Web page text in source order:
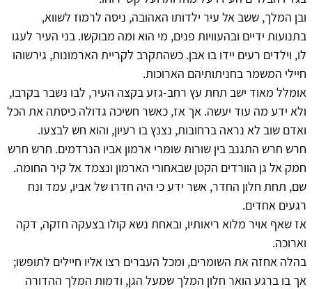
ובן המלך, ששב אל עיר ילדותו האהובה, ניסה לרמוז לשווא,
בתנועות ידיים ובהעוויות פנים, מי הוא ומה מבוקשו. בני העיר לעגו
לו, וילדים רעים יידו בו אבן. כשהתקרב לקריית הארמונות, גירשוהו
חיילי המשמר בחניתותיהם הארוכות.
אומלל מאוד ישב תחת עץ רחב-גזע בקצה העיר, לבו נשבר בקרבו,
ולא ידע מה עוד יעשה. אך אז, כאשר חשיכה גדולה כיסתה את הכל
ואדם שוב לא נראה ברחובות, נצנץ בו רעיון, והוא חש לבצעו.
חרש חרש התגנב בין שורות שומרי ארמון אביו הנרדמים. חרש חרש
חמק אל גן הוורדים הקטן שבאחורי הארמון ונצמד אל קיר החומה.
שם, תחת חלון החדר, אשר ידע כי היה חדרו של אביו, עמד ונח
רגעים אחדים.
אז שאף אויר מלוא ריאותיו, ובאחת נשא קולו בצעקה חזקה, דקה
וארוכה.
בהלה אחזה את השומרים, ומכל העברים רצו אליו חיילים לתופשו;
אך בו ברגע הואר חלון המלך שמעל הגן, ודמות המלך ההדורה